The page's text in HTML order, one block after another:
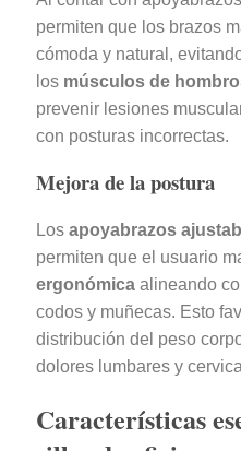
permiten que los brazos
cómoda y natural,
los músculos de
prevenir lesiones
con posturas incorrectas.
Mejora de la postura
Los apoyabrazos
permiten que el usuario
ergonómica alineando
codos y muñecas. Esto
distribución del peso
dolores lumbares y
Características